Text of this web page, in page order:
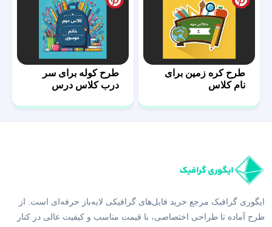
طرح کره زمین برای
نام کلاس
طرح کوله برای سر
درب کلاس درس
طرح آماده تا طراحی اختصاصی، با قیمت مناسب و کیفیت عالی در کنار
شما هستیم.